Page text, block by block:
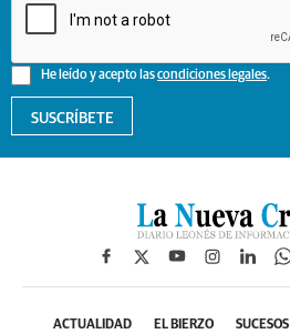
He leído y acepto lascondiciones legales.
SUSCRÍBETE
ACTUALIDAD EL BIERZO SUCESOS